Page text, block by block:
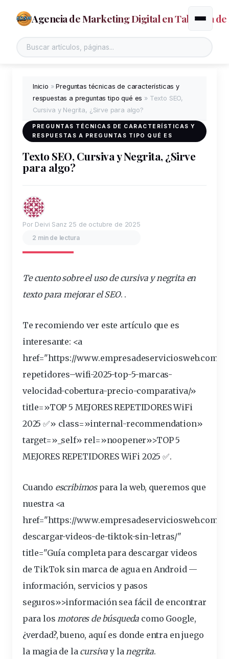
Agencia de Marketing Digital en Talavera de
Alternar
Inicio »Preguntas técnicas de características y
respuestas a preguntas tipo qué es » Texto SEO,
Cursiva y Negrita, ¿Sirve para algo?
PREGUNTAS TÉCNICAS DE CARACTERÍSTICAS Y
RESPUESTAS A PREGUNTAS TIPO QUÉ ES
Texto SEO, Cursiva y Negrita, ¿Sirve
para algo?
Por Deivi Sanz 25 de octubre de 2025
2 min de lectura
Te cuento sobre el usodecursivaynegritaen
textopara mejorar el SEO. .
Te recomiendo ver este artículo que es
interesante: <a
href="https://www.empresadeserviciosweb.com/
repetidores–wifi-2025-top-5-marcas-
velocidad-cobertura-precio-comparativa/»
title=»TOP 5 MEJORES REPETIDORES WiFi
2025 ✅» class=»internal-recommendation»
target=»_self» rel=»noopener»>TOP 5
MEJORES REPETIDORES WiFi 2025 ✅.
Cuando escribimospara la web, queremos que
nuestra <a
href="https://www.empresadeserviciosweb.com/
descargar-videos-de-tiktok-sin-letras/"
title="Guía completa para descargar videos
de TikTok sin marca de agua en Android —
información, servicios y pasos
seguros»>información sea fácil de encontrar
para losmotoresdebúsqueda como Google,
¿verdad?, bueno, aquí es donde entraenjuego
la magiade la cursivay lanegrita.